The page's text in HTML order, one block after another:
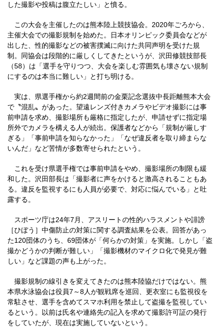
した撮影や投稿は腹立たしい」と憤る。
この大会を主催したのは熊本陸上競技協会。2020年ごろから、
主催大会での撮影規制を始めた。日本オリンピック委員会などが
出した、性的撮影などの被害撲滅に向けた共同声明を受けた規
制。同協会は段階的に厳しくしてきたというが、沢田修競技部長
（58）は「選手を守りつつ、大会を楽しむ雰囲気も壊さない規制
にするのは本当に難しい」と打ち明ける。
実は、県選手権から約2週間前の金栗記念選抜中長距離熊本大会
で〝混乱〟があった。望遠レンズ付きカメラやビデオ撮影には事
前申請を求め、撮影場所も厳格に指定したが、申請せずに指定場
所外でカメラを構える人が続出。保護者などから「規制が厳しす
ぎる」「事前申請を知らなかった」「なぜ違反者を取り締まらな
いんだ」など苦情が多数寄せられたという。
これを受け県選手権では事前申請をやめ、撮影場所の制限も緩
和した。沢田部長は「撮影者に声をかけると激高されることもあ
る。違反を監視するにも人員が必要で、対応に悩んでいる」と吐
露する。
スポーツ庁は24年7月、アスリートの性的ハラスメントや誹謗
［ひぼう］中傷防止の対策に関する調査結果を公表。回答があっ
た120団体のうち、69団体が「何らかの対策」を実施。しかし「盗
撮かどうかの判断が難しい」「撮影機材のマイクロ化で発見が難
しい」など課題の声も上がった。
撮影規制の線引きを変えてきたのは熊本陸協だけではない。熊
本県水泳協会は役員7～8人が観戦席を巡回、更衣室にも監視役を
常駐させ、選手を含めてスマホ利用を禁止して盗撮を監視してい
るという。以前は氏名や連絡先の記入を求めて撮影許可証の発行
をしていたが、現在は実施していないという。